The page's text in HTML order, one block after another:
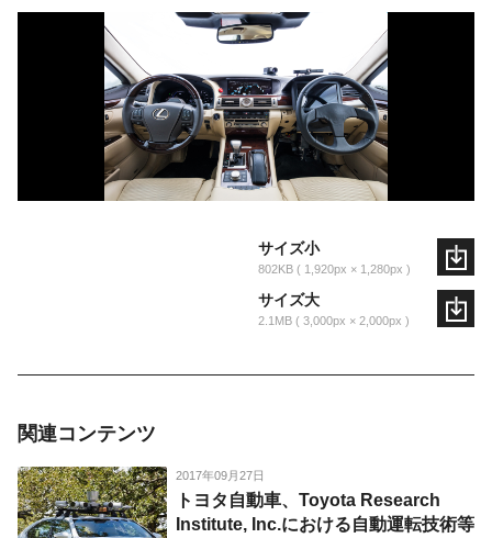
サイズ小
802KB 1,920px × 1,280px
サイズ大
2.1MB 3,000px × 2,000px
関連コンテンツ
2017年09月27日
トヨタ自動車、Toyota Research
Institute, Inc.における自動運転技術等